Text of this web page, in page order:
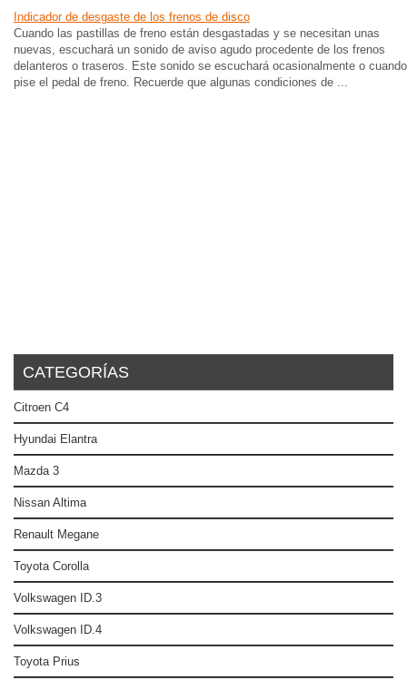
Indicador de desgaste de los frenos de disco
Cuando las pastillas de freno están desgastadas y se necesitan unas
nuevas, escuchará un sonido de aviso agudo procedente de los frenos
delanteros o traseros. Este sonido se escuchará ocasionalmente o cuando
pise el pedal de freno. Recuerde que algunas condiciones de ...
CATEGORÍAS
Citroen C4
Hyundai Elantra
Mazda 3
Nissan Altima
Renault Megane
Toyota Corolla
Volkswagen ID.3
Volkswagen ID.4
Toyota Prius